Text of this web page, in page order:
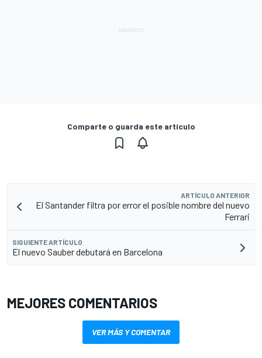
Comparte o guarda este artículo
ARTÍCULO ANTERIOR
El Santander filtra por error el posible nombre del nuevo
Ferrari
SIGUIENTE ARTÍCULO
El nuevo Sauber debutará en Barcelona
MEJORES COMENTARIOS
VER MÁS Y COMENTAR